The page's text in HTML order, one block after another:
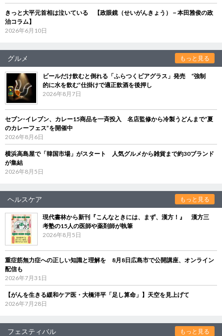
きっと大平元首相は泣いている 【政眼鏡（せいがんきょう）－本田雅俊の政
治コラム】
2026年6月10日
グルメ もっと見る
ビールだけ飲むと倒れる「ふらつくビアグラス」発売 “強制
的に水を飲む”仕掛けで適正飲酒を後押し
2026年8月7日
セブン‐イレブン、カレー15商品を一斉投入 名店監修から冷製うどんまで“夏
のカレーフェス”を開催中
2026年8月6日
横浜高島屋で「韓国市場」がスタート 人気グルメから雑貨まで約30ブランド
が集結
2026年8月5日
ヘルスケア もっと見る
現代書林から新刊『こんなときには、まず、漢方！』 漢方三
考塾の15人の医師や薬剤師が執筆
2026年8月5日
重症筋無力症への正しい知識と理解を 8月8日広島市で公開講座、オンライン
配信も
2026年7月31日
【がんを生きる緩和ケア医・大橋洋平「足し算命」】天空を見上げて
2026年7月28日
フェスティバル もっと見る